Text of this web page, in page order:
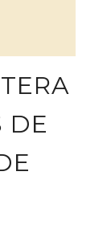
DE